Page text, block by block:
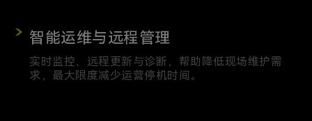
智能运维与远程管理
实时监控、远程更新与诊断，帮助降低现场维护需
求，最大限度减少运营停机时间。